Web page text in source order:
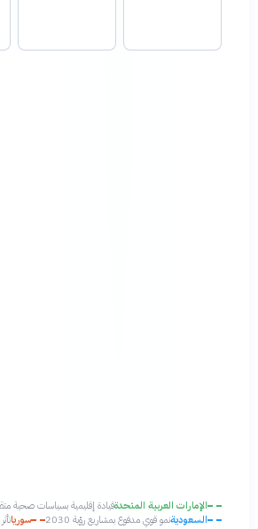
الإمارات العربية المتحدةقيادة إقليمية بسياسات صحية متقدمة
السعوديةنمو قوي مدفوع بمشاريع رؤية 2030 سورياتأثر بالأزمة